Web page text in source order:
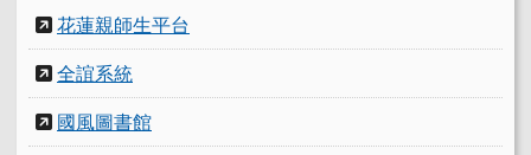
花蓮親師生平台
全誼系統
國風圖書館